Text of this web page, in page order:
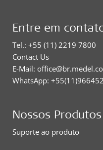
Entre em
Tel.: +55 (11) 2219 7800
Contact Us
E-Mail:
WhatsApp:
Nossos Produtos
Suporte ao produto